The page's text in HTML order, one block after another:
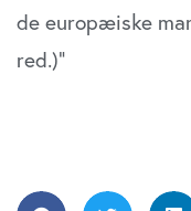
de europæiske
red.)”